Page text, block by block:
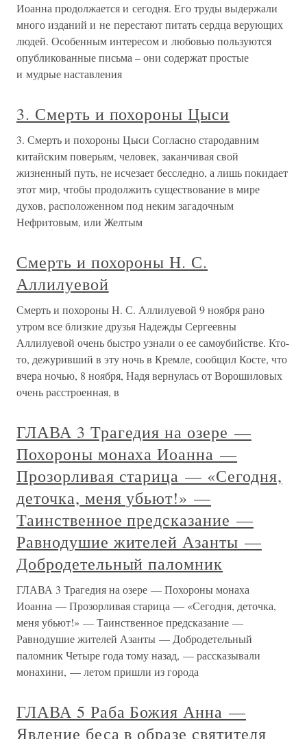
Иоанна продолжается и сегодня. Его труды выдержали
много изданий и не перестают питать сердца верующих
людей. Особенным интересом и любовью пользуются
опубликованные письма – они содержат простые
и мудрые наставления
3. Смерть и похороны Цыси
3. Смерть и похороны Цыси Согласно стародавним
китайским поверьям, человек, заканчивая свой
жизненный путь, не исчезает бесследно, а лишь покидает
этот мир, чтобы продолжить существование в мире
духов, расположенном под неким загадочным
Нефритовым, или Желтым
Смерть и похороны Н. С.
Аллилуевой
Смерть и похороны Н. С. Аллилуевой 9 ноября рано
утром все близкие друзья Надежды Сергеевны
Аллилуевой очень быстро узнали о ее самоубийстве. Кто-
то, дежуривший в эту ночь в Кремле, сообщил Косте, что
вчера ночью, 8 ноября, Надя вернулась от Ворошиловых
очень расстроенная, в
ГЛАВА 3 Трагедия на озере —
Похороны монаха Иоанна —
Прозорливая старица — «Сегодня,
деточка, меня убьют!» —
Таинственное предсказание —
Равнодушие жителей Азанты —
Добродетельный паломник
ГЛАВА 3 Трагедия на озере — Похороны монаха
Иоанна — Прозорливая старица — «Сегодня, деточка,
меня убьют!» — Таинственное предсказание —
Равнодушие жителей Азанты — Добродетельный
паломник Четыре года тому назад, — рассказывали
монахини, — летом пришли из города
ГЛАВА 5 Раба Божия Анна —
Явление беса в образе святителя